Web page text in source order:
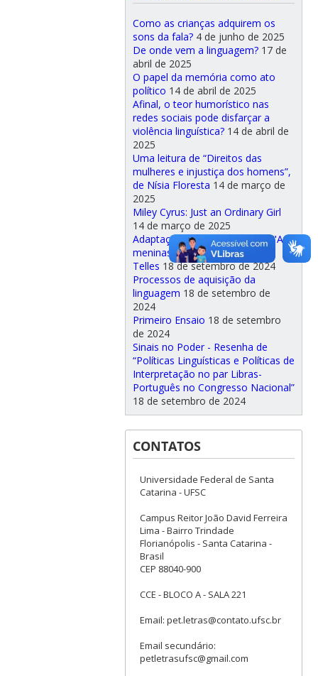
Como as crianças adquirem os
sons da fala? 4 de junho de 2025
De onde vem a linguagem? 17 de
abril de 2025
O papel da memória como ato
político 14 de abril de 2025
Afinal, o teor humorístico nas
redes sociais pode disfarçar a
violência linguística? 14 de abril de
2025
Uma leitura de “Direitos das
mulheres e injustiça dos homens”,
de Nísia Floresta 14 de março de
2025
Miley Cyrus: Just an Ordinary Girl
14 de março de 2025
Adaptação de obras literárias: "As
meninas", de Lygia Fagundes
Telles 18 de setembro de 2024
Processos de aquisição da
linguagem 18 de setembro de
2024
Primeiro Ensaio 18 de setembro
de 2024
Sinais no Poder - Resenha de
“Políticas Linguísticas e Políticas de
Interpretação no par Libras-
Português no Congresso Nacional”
18 de setembro de 2024
CONTATOS
Universidade Federal de Santa
Catarina - UFSC
Campus Reitor João David Ferreira
Lima - Bairro Trindade
Florianópolis - Santa Catarina -
Brasil
CEP 88040-900
CCE - BLOCO A - SALA 221
Email: pet.letras@contato.ufsc.br
Email secundário:
petletrasufsc@gmail.com